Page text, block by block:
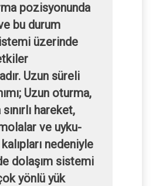
pozisyonunda
bu durum
üzerinde
Uzun süreli
Uzun oturma,
hareket,
ve uyku-
nedeniyle
dolaşım sistemi
yönlü yük